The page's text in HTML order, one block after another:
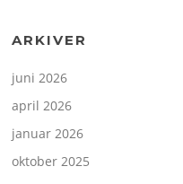
ARKIVER
juni 2026
april 2026
januar 2026
oktober 2025